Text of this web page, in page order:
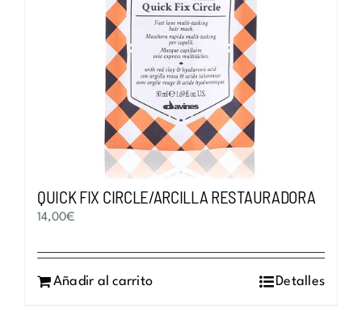
QUICK FIX CIRCLE/ARCILLA RESTAURADORA
14,00€
Añadir al carrito Detalles